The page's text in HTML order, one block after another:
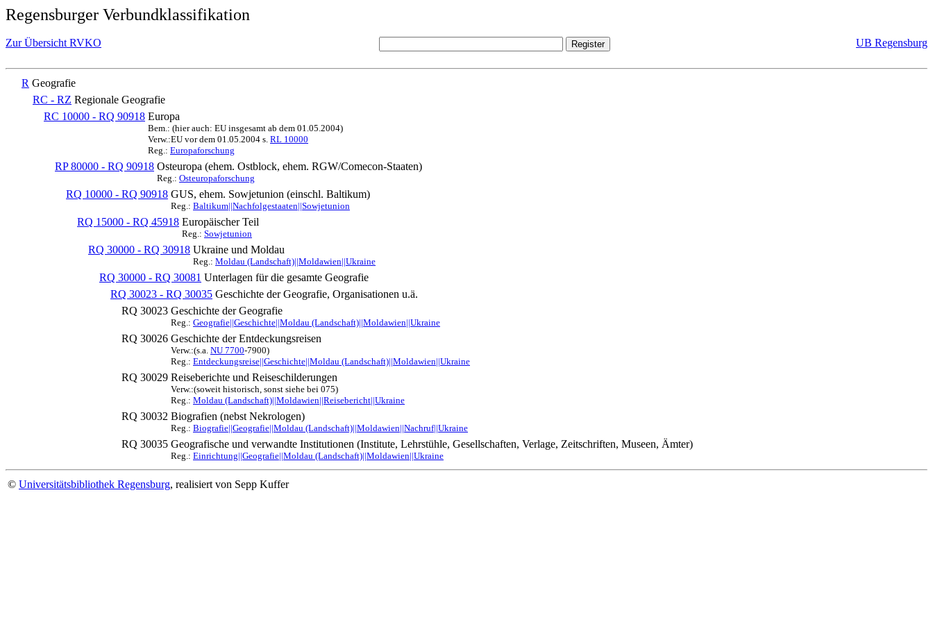
Regensburger Verbundklassifikation
Zur Übersicht RVKO UB Regensburg
R Geografie
RC - RZ Regionale Geografie
RC 10000 - RQ 90918 Europa
Bem.: (hier auch: EU insgesamt ab dem 01.05.2004)
Verw.:EU vor dem 01.05.2004 s. RL 10000
Reg.: Europaforschung
RP 80000 - RQ 90918 Osteuropa (ehem. Ostblock, ehem. RGW/Comecon-Staaten)
Reg.: Osteuropaforschung
RQ 10000 - RQ 90918 GUS, ehem. Sowjetunion (einschl. Baltikum)
Reg.: Baltikum||Nachfolgestaaten||Sowjetunion
RQ 15000 - RQ 45918 Europäischer Teil
Reg.: Sowjetunion
RQ 30000 - RQ 30918 Ukraine und Moldau
Reg.: Moldau (Landschaft)||Moldawien||Ukraine
RQ 30000 - RQ 30081 Unterlagen für die gesamte Geografie
RQ 30023 - RQ 30035 Geschichte der Geografie, Organisationen u.ä.
RQ 30023 Geschichte der Geografie
Reg.: Geografie||Geschichte||Moldau (Landschaft)||Moldawien||Ukraine
RQ 30026 Geschichte der Entdeckungsreisen
Verw.:(s.a. NU 7700-7900)
Reg.: Entdeckungsreise||Geschichte||Moldau (Landschaft)||Moldawien||Ukraine
RQ 30029 Reiseberichte und Reiseschilderungen
Verw.:(soweit historisch, sonst siehe bei 075)
Reg.: Moldau (Landschaft)||Moldawien||Reisebericht||Ukraine
RQ 30032 Biografien (nebst Nekrologen)
Reg.: Biografie||Geografie||Moldau (Landschaft)||Moldawien||Nachruf||Ukraine
RQ 30035 Geografische und verwandte Institutionen (Institute, Lehrstühle, Gesellschaften, Verlage, Zeitschriften, Museen, Ämter)
Reg.: Einrichtung||Geografie||Moldau (Landschaft)||Moldawien||Ukraine
© Universitätsbibliothek Regensburg, realisiert von Sepp Kuffer